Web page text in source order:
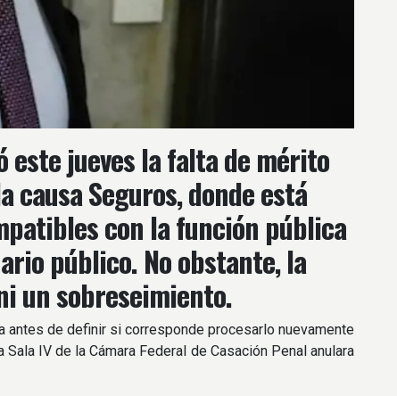
este jueves la falta de mérito
Seguros, donde está
con la función pública
público. No obstante, la
un sobreseimiento.
antes de definir si corresponde procesarlo nuevamente
IV de la Cámara Federal de Casación Penal anulara